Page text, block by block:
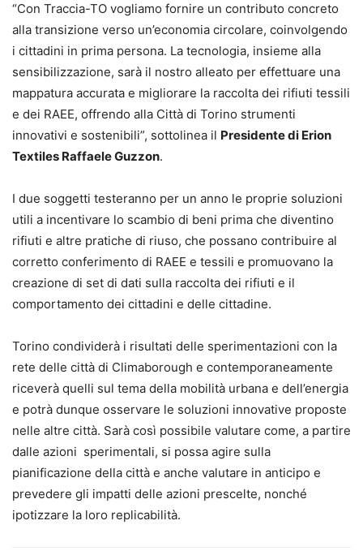
“Con Traccia-TO vogliamo fornire un contributo concreto
alla transizione verso un’economia circolare, coinvolgendo
i cittadini in prima persona. La tecnologia, insieme alla
sensibilizzazione, sarà il nostro alleato per effettuare una
mappatura accurata e migliorare la raccolta dei rifiuti tessili
e dei RAEE, offrendo alla Città di Torino strumenti
innovativi e sostenibili”, sottolinea il Presidente di Erion
Textiles Raffaele Guzzon.
I due soggetti testeranno per un anno le proprie soluzioni
utili a incentivare lo scambio di beni prima che diventino
rifiuti e altre pratiche di riuso, che possano contribuire al
corretto conferimento di RAEE e tessili e promuovano la
creazione di set di dati sulla raccolta dei rifiuti e il
comportamento dei cittadini e delle cittadine.
Torino condividerà i risultati delle sperimentazioni con la
rete delle città di Climaborough e contemporaneamente
riceverà quelli sul tema della mobilità urbana e dell’energia
e potrà dunque osservare le soluzioni innovative proposte
nelle altre città. Sarà così possibile valutare come, a partire
dalle azioni sperimentali, si possa agire sulla
pianificazione della città e anche valutare in anticipo e
prevedere gli impatti delle azioni prescelte, nonché
ipotizzare la loro replicabilità.